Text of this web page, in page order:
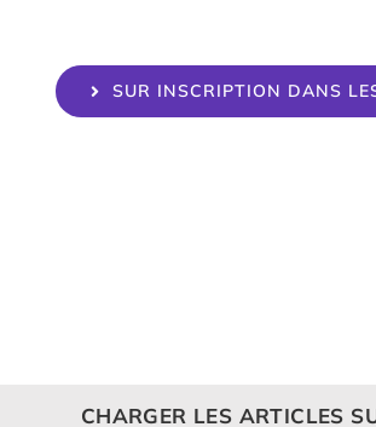
SUR INSCRIPTION DANS
CHARGER LES ARTICLES